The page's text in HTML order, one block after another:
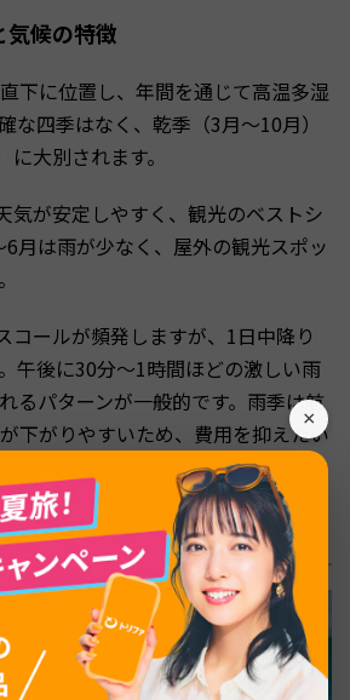
×
気候の特徴
下に位置し、年間を通じて高温多湿
な四季はなく、乾季（3月〜10月）
大別されます。
気が安定しやすく、観光のベストシ
6月は雨が少なく、屋外の観光スポッ
コールが頻発しますが、1日中降り
午後に30分〜1時間ほどの激しい雨
るパターンが一般的です。雨季は航
下がりやすいため、費用を抑えたい
ール旅行モデルコース